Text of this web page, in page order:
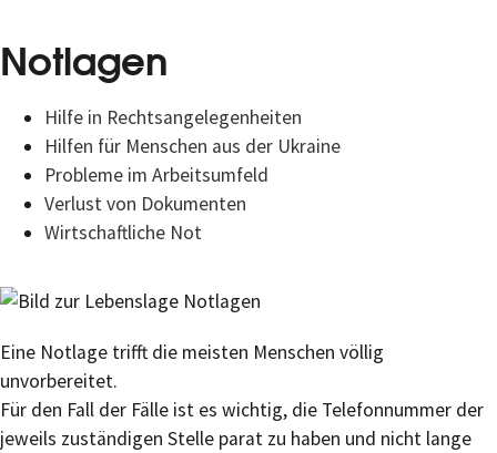
Notlagen
Hilfe in Rechtsangelegenheiten
Hilfen für Menschen aus der Ukraine
Probleme im Arbeitsumfeld
Verlust von Dokumenten
Wirtschaftliche Not
Eine Notlage trifft die meisten Menschen völlig
unvorbereitet.
Für den Fall der Fälle ist es wichtig, die Telefonnummer der
jeweils zuständigen Stelle parat zu haben und nicht lange